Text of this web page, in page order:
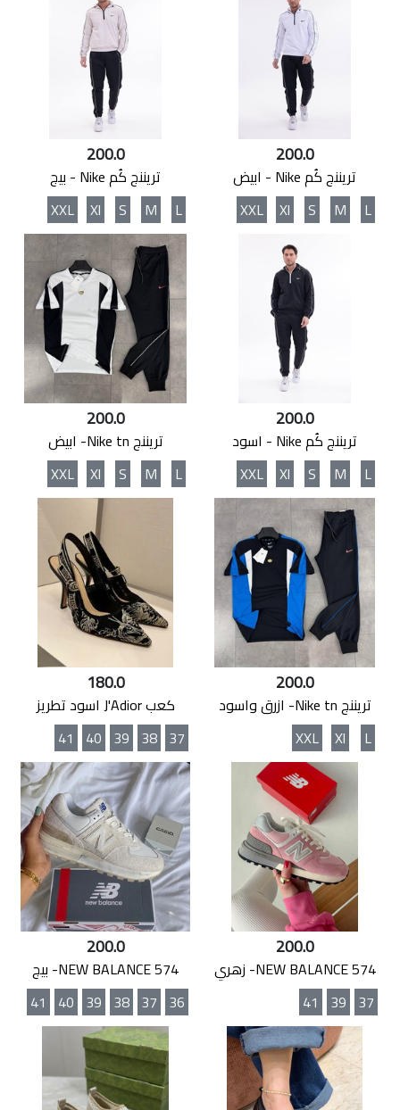
200.0
تريننج كُم Nike - ابيض
L
M
S
Xl
XXL
200.0
تريننج كُم Nike - بيج
L
M
S
Xl
XXL
200.0
تريننج كُم Nike - اسود
L
M
S
Xl
XXL
200.0
تريننج Nike tn- ابيض
L
M
S
Xl
XXL
200.0
تريننج Nike tn- ازرق واسود
L
Xl
XXL
180.0
كعب J'Adior اسود تطريز
37
38
39
40
41
200.0
NEW BALANCE 574- زهري
37
39
41
200.0
NEW BALANCE 574- بيج
36
37
38
39
40
41